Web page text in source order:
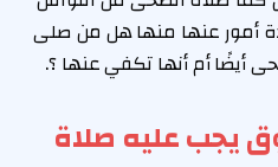
أمور عنها منها هل من صلى
أيضًا أم أنها تكفي عنها ؟.
يجب عليه صلاة